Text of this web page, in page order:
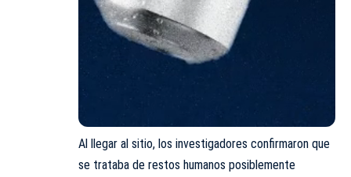
Al llegar al sitio, los investigadores confirmaron que
se trataba de restos humanos posiblemente